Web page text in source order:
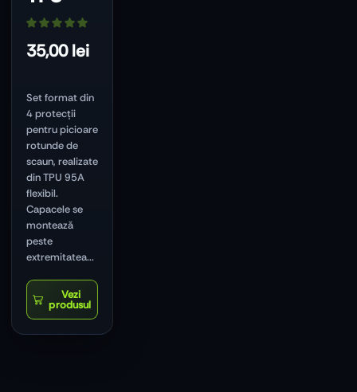
35,00lei
Set format din
4 protecții
pentru picioare
rotunde de
scaun, realizate
din TPU 95A
flexibil.
Capacele se
montează
peste
extremitatea...